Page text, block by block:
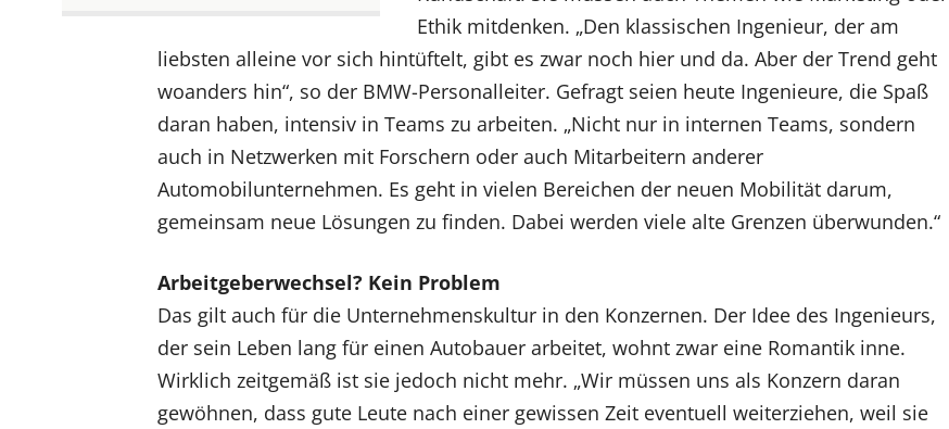
Ethik mitdenken. „Den klassischen Ingenieur, der am
liebsten alleine vor sich hintüftelt, gibt es zwar noch hier und da. Aber der Trend geht
woanders hin“, so der BMW-Personalleiter. Gefragt seien heute Ingenieure, die Spaß
daran haben, intensiv in Teams zu arbeiten. „Nicht nur in internen Teams, sondern
auch in Netzwerken mit Forschern oder auch Mitarbeitern anderer
Automobilunternehmen. Es geht in vielen Bereichen der neuen Mobilität darum,
gemeinsam neue Lösungen zu finden. Dabei werden viele alte Grenzen überwunden.“
Arbeitgeberwechsel? Kein Problem
Das gilt auch für die Unternehmenskultur in den Konzernen. Der Idee des Ingenieurs,
der sein Leben lang für einen Autobauer arbeitet, wohnt zwar eine Romantik inne.
Wirklich zeitgemäß ist sie jedoch nicht mehr. „Wir müssen uns als Konzern daran
gewöhnen, dass gute Leute nach einer gewissen Zeit eventuell weiterziehen, weil sie